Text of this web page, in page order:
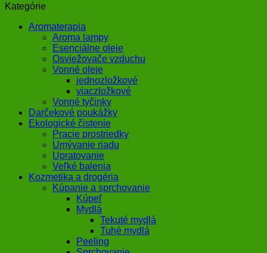
Kategórie
Aromaterapia
Aroma lampy
Esenciálne oleje
Osviežovače vzduchu
Vonné oleje
jednozložkové
viaczložkové
Vonné tyčinky
Darčekové poukážky
Ekologické čistenie
Pracie prostriedky
Umývanie riadu
Upratovanie
Veľké balenia
Kozmetika a drogéria
Kúpanie a sprchovanie
Kúpeľ
Mydlá
Tekuté mydlá
Tuhé mydlá
Peeling